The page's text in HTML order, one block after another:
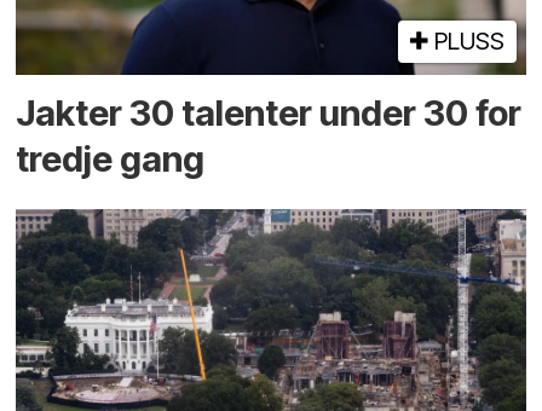
PLUSS
Jakter 30 talenter under 30 for
tredje gang